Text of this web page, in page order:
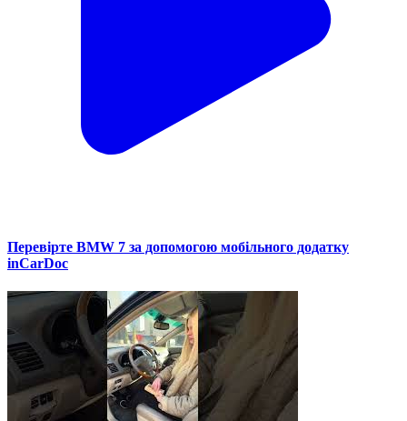
Перевірте BMW 7 за допомогою мобільного додатку
inCarDoc